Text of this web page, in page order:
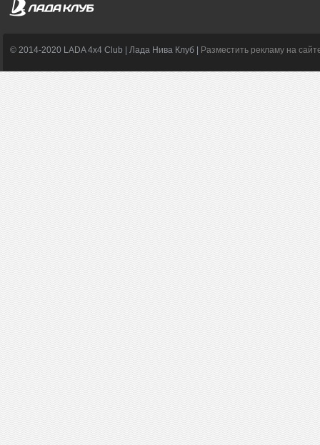
© 2014-2020 LADA 4x4 Club | Лада Нива Клуб | Разместить рекламу на